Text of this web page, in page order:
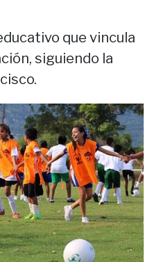
que vincula
siguiendo la